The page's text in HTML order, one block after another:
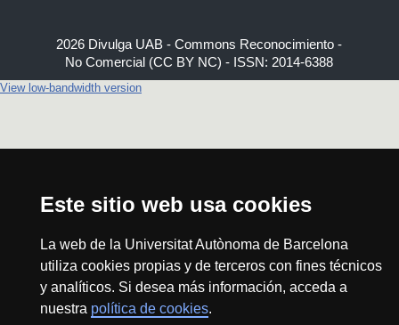
Este sitio web usa cookies
La web de la Universitat Autònoma de Barcelona
utiliza cookies propias y de terceros con fines técnicos
y analíticos. Si desea más información, acceda a
nuestra política de cookies.
2026 Divulga UAB - Commons Reconocimiento -
No Comercial (CC BY NC) - ISSN: 2014-6388
View low-bandwidth version